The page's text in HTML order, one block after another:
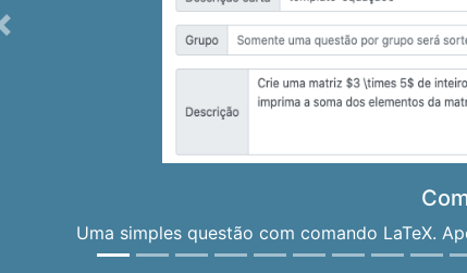
Uma simples questão com comando LaTeX.
Previous